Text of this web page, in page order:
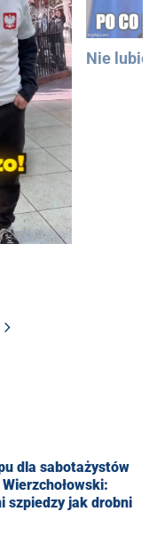
Nie lubię
dla sabotażystów
szpiedzy jak drobni